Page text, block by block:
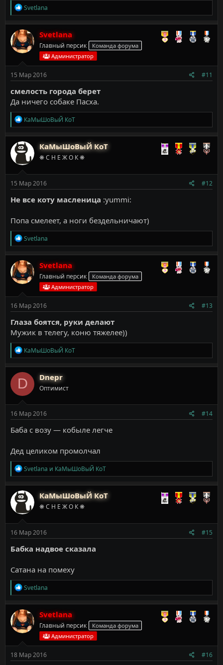
Р
е
а
к
ц
и
и
Svetlana
Svetlana
Главный персик
Команда форума
Администратор
15 Мар 2016 #11
смелость города берет
Да ничего собаке Пасха.
Р
е
а
к
ц
и
и
КаМыШоВыЙ КоТ
КаМыШоВыЙ КоТ
❋ С Н Е Ж О К ❋
15 Мар 2016 #12
Не все коту масленица :yummi:
Попа смелеет, а ноги бездельничают)
Р
е
а
к
ц
и
и
Svetlana
Svetlana
Главный персик
Команда форума
Администратор
16 Мар 2016 #13
Глаза боятся, руки делают
Мужик в телегу, коню тяжелее))
Р
е
а
к
ц
и
и
КаМыШоВыЙ КоТ
D Dnepr
Оптимист
16 Мар 2016 #14
Баба с возу — кобыле легче
Дед целиком промолчал
Р
е
а
к
ц
и
и
Svetlana и КаМыШоВыЙ КоТ
КаМыШоВыЙ КоТ
❋ С Н Е Ж О К ❋
16 Мар 2016 #15
Бабка надвое сказала
Сатана на помеху
Р
е
а
к
ц
и
и
Svetlana
Svetlana
Главный персик
Команда форума
Администратор
18 Мар 2016 #16